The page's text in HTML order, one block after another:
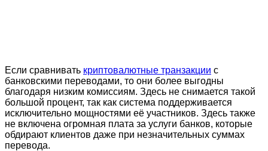
Если сравнивать криптовалютные транзакции с
банковскими переводами, то они более выгодны
благодаря низким комиссиям. Здесь не снимается такой
большой процент, так как система поддерживается
исключительно мощностями её участников. Здесь также
не включена огромная плата за услуги банков, которые
обдирают клиентов даже при незначительных суммах
перевода.